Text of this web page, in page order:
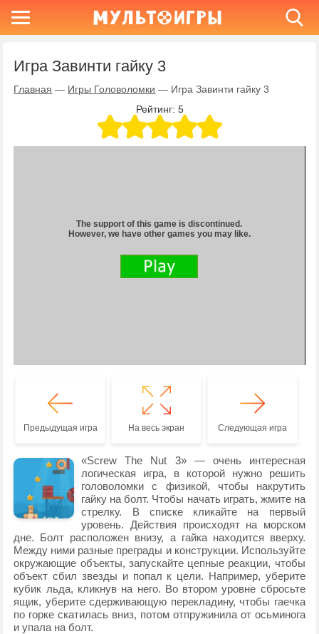
Игра Завинти гайку 3
Главная — Игры Головоломки — Игра Завинти гайку 3
Рейтинг: 5
Предыдущая игра На весь экран Следующая игра
«Screw The Nut 3» — очень интересная
логическая игра, в которой нужно решить
головоломки с физикой, чтобы накрутить
гайку на болт. Чтобы начать играть, жмите на
стрелку. В списке кликайте на первый
уровень. Действия происходят на морском
дне. Болт расположен внизу, а гайка находится вверху.
Между ними разные преграды и конструкции. Используйте
окружающие объекты, запускайте цепные реакции, чтобы
объект сбил звезды и попал к цели. Например, уберите
кубик льда, кликнув на него. Во втором уровне сбросьте
ящик, уберите сдерживающую перекладину, чтобы гаечка
по горке скатилась вниз, потом отпружинила от осьминога
и упала на болт.